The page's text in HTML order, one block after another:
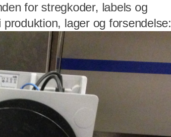
for stregkoder, labels og
lager og forsendelse: